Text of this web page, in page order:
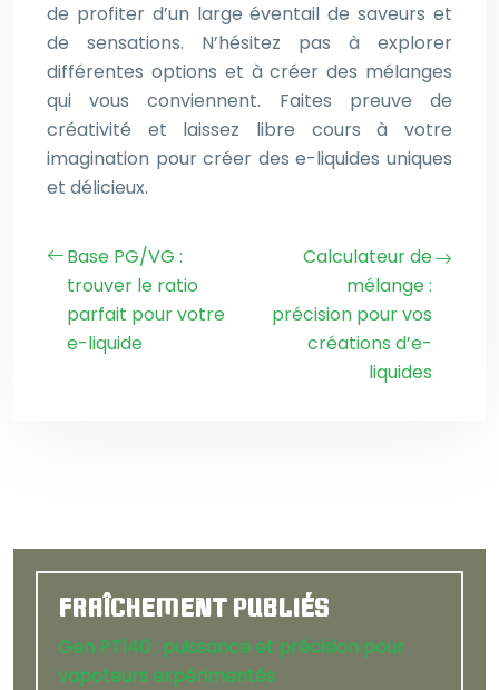
de profiter d’un large éventail de saveurs et
de sensations. N’hésitez pas à explorer
différentes options et à créer des mélanges
qui vous conviennent. Faites preuve de
créativité et laissez libre cours à votre
imagination pour créer des e-liquides uniques
et délicieux.
Base PG/VG :
trouver le ratio
parfait pour votre
e-liquide
Calculateur de
mélange :
précision pour vos
créations d’e-
liquides
FRAÎCHEMENT PUBLIÉS
Gen PT140 : puissance et précision pour
vapoteurs expérimentés